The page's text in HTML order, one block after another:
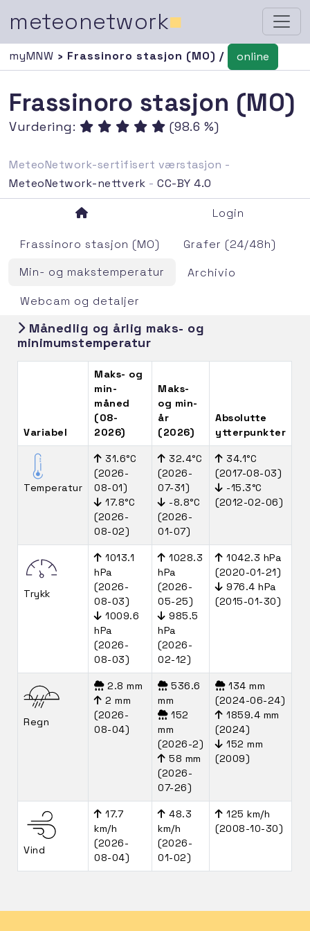
meteonetwork■
myMNW › Frassinoro stasjon (MO) / online
Frassinoro stasjon (MO)
Vurdering: (98.6 %)
MeteoNetwork-sertifisert værstasjon -
MeteoNetwork-nettverk -CC-BY 4.0
Login
Frassinoro stasjon (MO)
Grafer (24/48h)
Min- og makstemperatur
Archivio
Webcam og detaljer
Månedlig og årlig maks- og
minimumstemperatur
Variabel
Maks- og
min-
måned
(08-
2026)
Maks-
og min-
år
(2026)
Absolutte
ytterpunkter
Temperatur
31.6°C
(2026-
08-01)
17.8°C
(2026-
08-02)
32.4°C
(2026-
07-31)
-8.8°C
(2026-
01-07)
34.1°C
(2017-08-03)
-15.3°C
(2012-02-06)
Trykk
1013.1
hPa
(2026-
08-03)
1009.6
hPa
(2026-
08-03)
1028.3
hPa
(2026-
05-25)
985.5
hPa
(2026-
02-12)
1042.3 hPa
(2020-01-21)
976.4 hPa
(2015-01-30)
Regn
2.8 mm
2 mm
(2026-
08-04)
536.6
mm
152
mm
(2026-2)
58 mm
(2026-
07-26)
134 mm
(2024-06-24)
1859.4 mm
(2024)
152 mm
(2009)
Vind
17.7
km/h
(2026-
08-04)
48.3
km/h
(2026-
01-02)
125 km/h
(2008-10-30)